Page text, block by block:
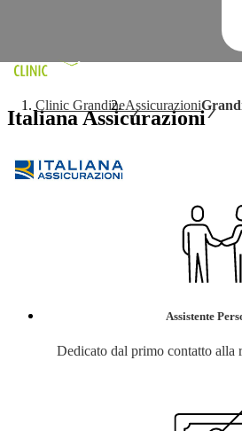
Clinic GrandineAssicurazioni
Italiana Assicurazioni
Assistente
Dedicato dal primo contatto alla